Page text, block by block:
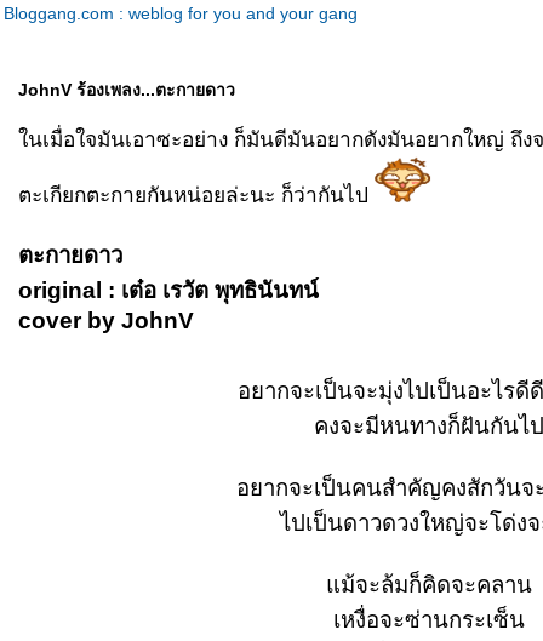
Bloggang.com : weblog for you and your gang
JohnV ร้องเพลง...ตะกายดาว
นเมื่อใจมันเอาซะอย่าง ก็มันดีมันอยากดังมันอยากใหญ่ ถึง
ตะเกียกตะกายกันหน่อยล่ะนะ ก็ว่ากันไป
ตะกายดาว
original : เต๋อ เรวัต พุทธินันทน์
cover by JohnV
อยากจะเป็นจะมุ่งไปเป็นอะไรดี
คงจะมีหนทางก็ฝันกันไป
อยากจะเป็นคนสำคัญคงสักวันจ
ไปเป็นดาวดวงใหญ่จะโด่ง
ม้จะล้มก็คิดจะคลาน
เหงื่อจะซ่านกระเซ็น